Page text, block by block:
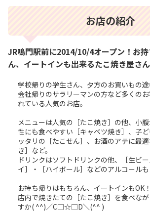
お店の紹介
JR鳴門駅前に2014/10/4オープン！お
ん、イートインも出来るたこ焼き屋さ
学校帰りの学生さん、夕方のお買いもの途
会社帰りのサラリーマンの方など多くの
れている人気のお店。
メニューは人気の［たこ焼き］の他、小
性にも食べやすい［キャベツ焼き］、子
ッタリの［たこせん］、お酒のアテに最
き］など。
ドリンクはソフトドリンクの他、［生ビ
イ］・［ハイボール］などのアルコール
お持ち帰りはもちろん、イートインもOK！
店内で焼きたての［たこ焼き］を食べな
すか( ^^)／C□☆□D＼(^^ )